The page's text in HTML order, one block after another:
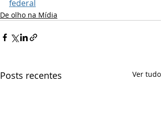
federal
De olho na Mídia
Posts recentes Ver tudo